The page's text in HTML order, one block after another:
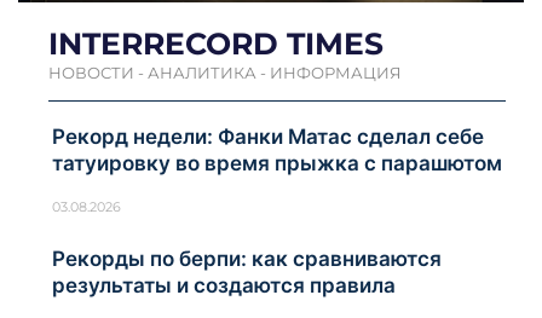
INTERRECORD TIMES
НОВОСТИ - АНАЛИТИКА - ИНФОРМАЦИЯ
Рекорд недели: Фанки Матас сделал себе
татуировку во время прыжка с парашютом
03.08.2026
Рекорды по берпи: как сравниваются
результаты и создаются правила